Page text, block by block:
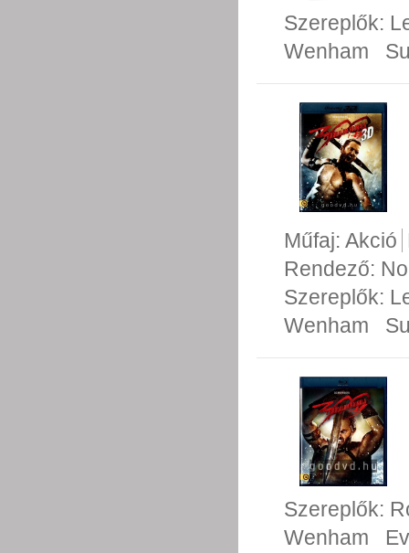
Szereplők:
Wenham
Műfaj: Akció
Rendező:
Szereplők:
Wenham
Szereplők:
Wenham